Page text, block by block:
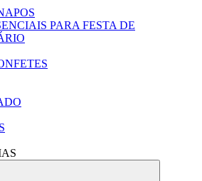
PARA FESTA DE